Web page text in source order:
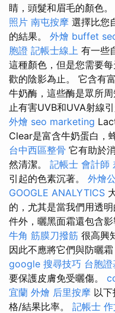
睛，頭髮和眉毛的顏色。
照片 南屯按摩 選擇比您
的結果。 外燴 buffet
胞證 記帳士線上 有一些
這種顏色，但是您需要
歡的陰影為止。 它含有
牛奶酶，這些酶是眾所周
止有害UVB和UVA射線
外燴 seo marketing
Clear是富含牛奶蛋白，
台中西區整骨 它有助於
然清潔。 記帳士 會計師
引起的色素沉著。 外燴
GOOGLE ANALYTICS
的，尤其是當我們用透
件外，曬黑面霜還包含影
牛角 筋膜刀撥筋 很高興
因此不應將它們與防曬
google 搜尋技巧 台胞證
要保護皮膚免受曬傷。
宜蘭 外燴 后里按摩 以
格/結果比率。 記帳士 作